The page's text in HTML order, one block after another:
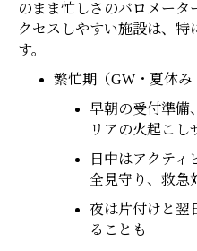
のまま忙しさのバロメータ
クセスしやすい施設は、特
す。
繁忙期（GW・夏休み
早朝の受付準備
リアの火起こし
日中はアクティ
全見守り、救急
夜は片付けと翌
ることも